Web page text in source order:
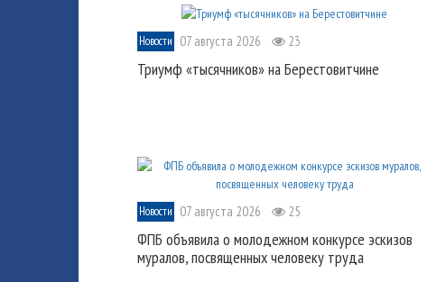
Новости 07 августа 2026 23
Триумф «тысячников» на Берестовитчине
Новости 07 августа 2026 25
ФПБ объявила о молодежном конкурсе эскизов
муралов, посвященных человеку труда